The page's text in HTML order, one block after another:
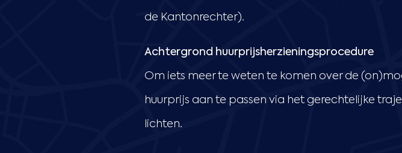
de Kantonrechter).
Achtergrond huurprijsherzieningsprocedure
Om iets meer te weten te komen over de
huurprijs aan te passen via het gerechtelijke
lichten.